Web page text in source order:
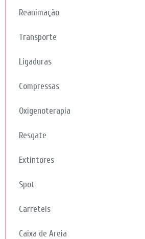
Reanimação
Transporte
Ligaduras
Compressas
Oxigenoterapia
Resgate
Extintores
Spot
Carreteis
Caixa de Areia